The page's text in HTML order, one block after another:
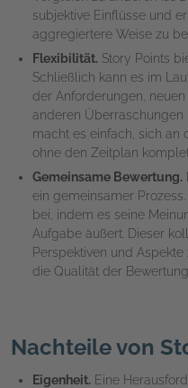
subjektive Einflüsse und
aggregiertere Weise zu
Flexibilität. Story Points
Schließlich kann es im
der Anforderungen,
anderen Überraschungen
macht es einfach, sich an
ohne den Zeitplan
Gemeinsame Bewertung.
ein gemeinsamer
bei, indem es seine
Aufgabe äußert. Dieser
Perspektiven und
die Qualität der
Nachteile von
Eigenheit. Eine